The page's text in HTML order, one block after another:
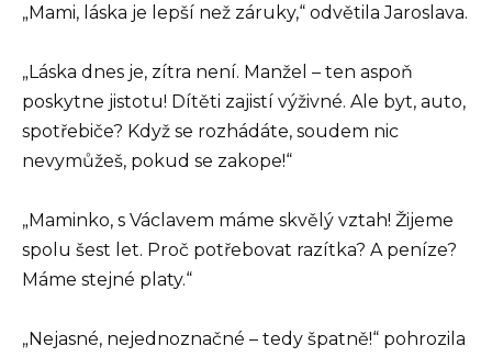
„Mami, láska je lepší než záruky,“ odvětila Jaroslava.
„Láska dnes je, zítra není. Manžel – ten aspoň
poskytne jistotu! Dítěti zajistí výživné. Ale byt, auto,
spotřebiče? Když se rozhádáte, soudem nic
nevymůžeš, pokud se zakope!“
„Maminko, s Václavem máme skvělý vztah! Žijeme
spolu šest let. Proč potřebovat razítka? A peníze?
Máme stejné platy.“
„Nejasné, nejednoznačné – tedy špatně!“ pohrozila